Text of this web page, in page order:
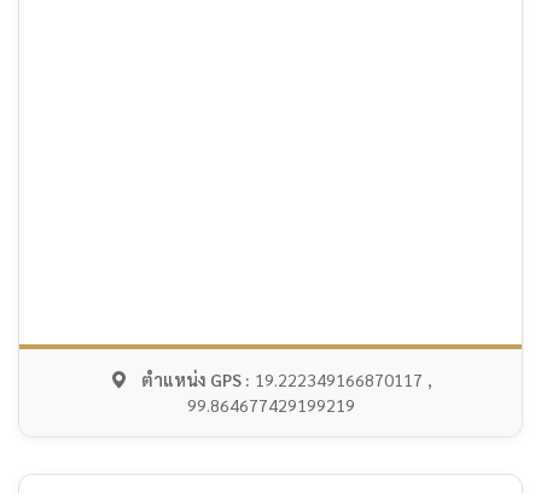
ตำแหน่ง GPS : 19.222349166870117 ,
99.864677429199219